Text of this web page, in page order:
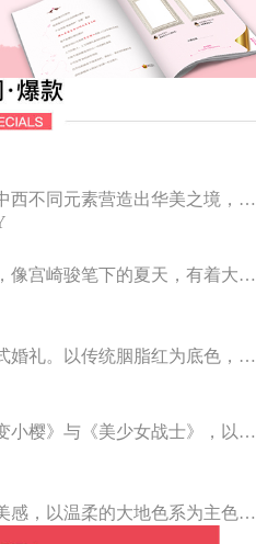
一场特别的新中式婚礼，融合中西不同元素营造出华美之境，有庄严浪漫的西式证婚，也有含蓄深情的中式感恩，从古典到现代，从前世到今生，爱，隽永铭刻。
整场婚礼以清爽夏日感为基调，像宫崎骏笔下的夏天，有着大朵大朵像棉花糖似的白云，有蔚蓝蔚蓝的天空和青绿青绿的草地，有着童话世界里干净纯洁的美好，有着日系画风下的治愈感。
一款国风韵味，撞色搭配的中式婚礼。以传统胭脂红为底色，黛蓝色花鸟点缀其中，热情的红色和低调的古风书画色相辅相成。
灵感来源于90后经典动漫《百变小樱》与《美少女战士》，以柔美梦幻的马卡龙色系为主色调，融合精灵萌宠与星星魔法阵等元素，为遗落凡间的公主搭建一个召唤王子的舞台。
灵感来源于几何线条的不对称美感，以温柔的大地色系为主色调，空间上，利用几何线条进行完美切割，配以柔和色系的花艺点缀，构造了一个温馨柔和、清新复古的空间。